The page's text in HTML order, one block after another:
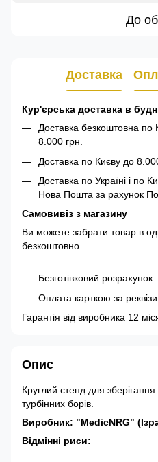
До
Доставка
Кур'єрська доставка в
Доставка безкоштовна по
8.000 грн.
Доставка по Києву до
Доставка по Україні і по
Нова Пошта за рахунок
Самовивіз з магазину
Ви можете забрати товар в
безкоштовно.
Безготівковий розрахунок
Оплата карткою за
Гарантія від виробника 12
Опис
Круглий стенд для
турбінних борів.
Виробник: "MedicNRG"
Відмінні риси: